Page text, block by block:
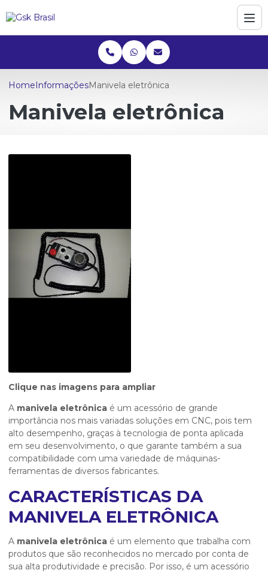
HomeInformaçõesManivela eletrônica
Manivela eletrônica
Clique nas imagens para ampliar
A manivela eletrônica é um acessório de grande
importância nos mais variadas soluções em CNC, pois tem
alto desempenho, graças à tecnologia de ponta aplicada
em seu desenvolvimento, o que garante também a sua
compatibilidade com uma variedade de máquinas-
ferramentas de diversos fabricantes.
CARACTERÍSTICAS DA
MANIVELA ELETRÔNICA
A manivela eletrônica é um elemento que trabalha com
produtos que são reconhecidos no mercado por conta de
sua alta produtividade e precisão. Por isso, é um acessório